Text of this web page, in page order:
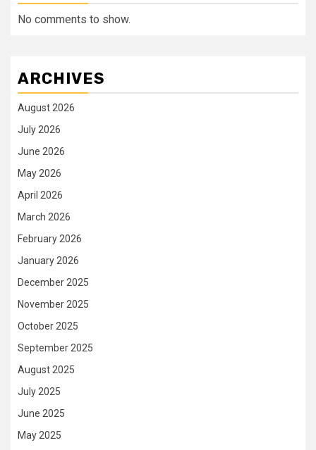
No comments to show.
ARCHIVES
August 2026
July 2026
June 2026
May 2026
April 2026
March 2026
February 2026
January 2026
December 2025
November 2025
October 2025
September 2025
August 2025
July 2025
June 2025
May 2025